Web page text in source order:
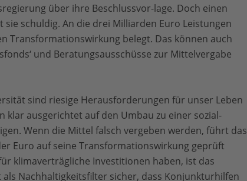
über ihre Beschlussvor-lage. Doch einen
schuldig. An die drei Milliarden Euro Leistungen
Transformationswirkung belegt. Das können auch
und Beratungsausschüsse zur Mittelvergabe
sind riesige Herausforderungen für unser Leben
ausgerichtet auf den Umbau zu einer sozial-
Wenn die Mittel falsch vergeben werden, führt das
Euro auf seine Transformationswirkung geprüft
klimaverträgliche Investitionen haben, ist das
Nachhaltigkeitsfilter sicher, dass Konjunkturhilfen